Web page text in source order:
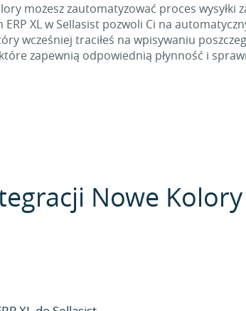
możesz zautomatyzować proces wysyłki
XL w Sellasist pozwoli Ci na
wcześniej traciłeś na wpisywaniu
zapewnią odpowiednią płynność i
Nowe